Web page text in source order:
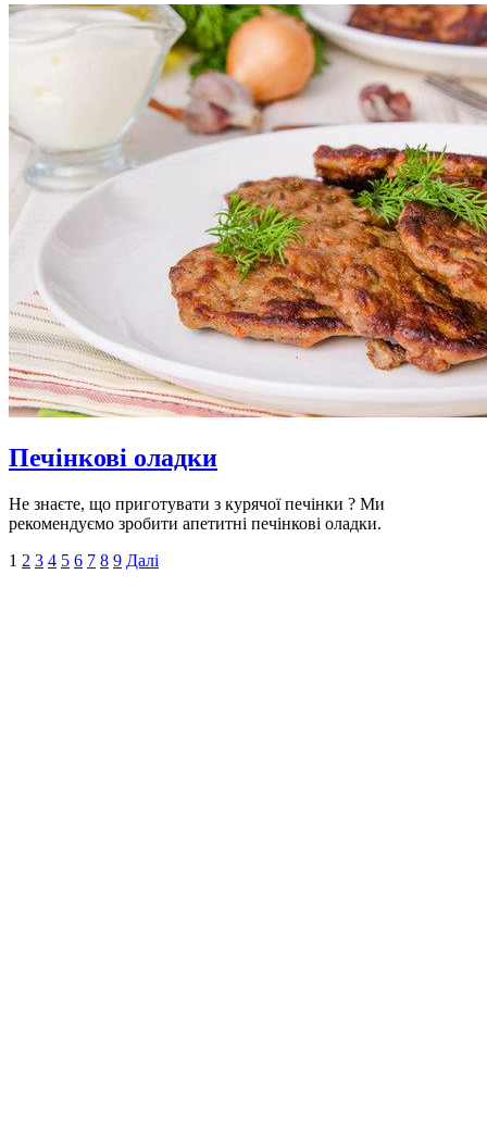
Печінкові оладки
Не знаєте, що приготувати з курячої печінки ? Ми
рекомендуємо зробити апетитні печінкові оладки.
1 2 3 4 5 6 7 8 9 Далі